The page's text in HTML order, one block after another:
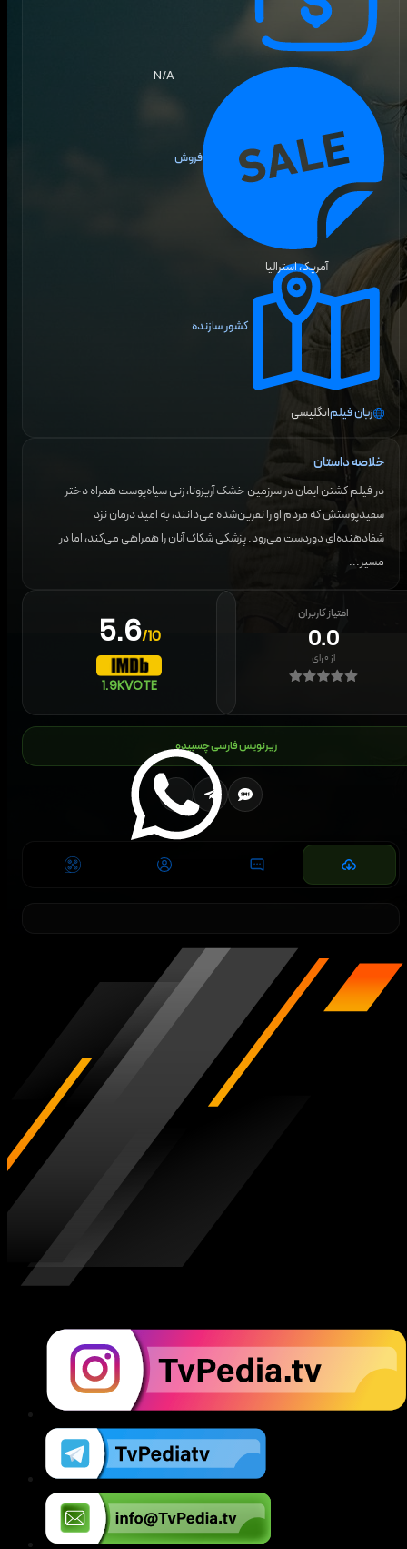
فروش
N/A
کشور سازنده
آمریکا، استرالیا
زبان فیلمانگلیسی
خلاصه داستان
در فیلم کشتن ایمان در سرزمین خشک آریزونا، زنی سیاه‌پوست همراه دختر
سفیدپوستش که مردم او را نفرین‌شده می‌دانند، به امید درمان نزد
شفادهنده‌ای دوردست می‌رود. پزشکی شکاک آنان را همراهی می‌کند، اما در
مسیر...
5.6/10
1.9KVOTE
امتیاز کاربران
0.0
از۰رای
زیرنویس فارسی چسبیده